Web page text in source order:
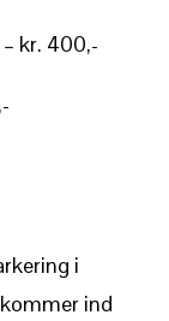
kr. 400,-
i
ind